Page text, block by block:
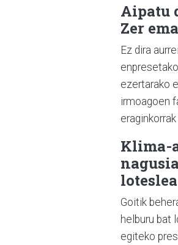
Aipatu
Zer
Ez dira
ezertarako
irmoagoen
Klima-
Goitik
helburu bat
egiteko